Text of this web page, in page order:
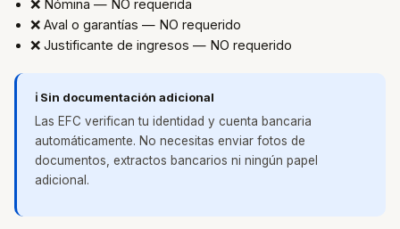
❌ Nómina — NO requerida
❌ Aval o garantías — NO requerido
❌ Justificante de ingresos — NO requerido
ℹ️ Sin documentación adicional
Las EFC verifican tu identidad y cuenta bancaria
automáticamente. No necesitas enviar fotos de
documentos, extractos bancarios ni ningún papel
adicional.